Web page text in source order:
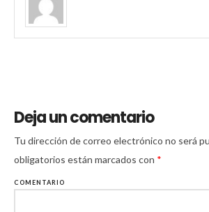
Deja un comentario
Tu dirección de correo electrónico no será
obligatorios están marcados con *
COMENTARIO